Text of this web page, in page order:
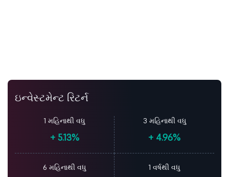
ઇન્વેસ્ટમેન્ટ રિટર્ન
1 મહિનાથી વધુ
+5.13%
3 મહિનાથી વધુ
+ 4.96%
6 મહિનાથી વધુ 1 વર્ષથી વધુ